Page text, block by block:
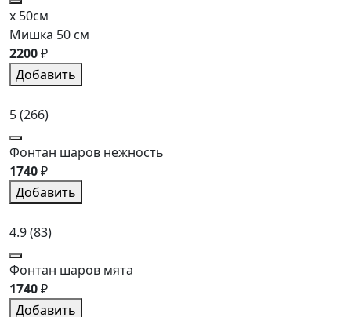
x 50см
Мишка 50 см
2200₽
Добавить
5(266)
Фонтан шаров нежность
1740₽
Добавить
4.9(83)
Фонтан шаров мята
1740₽
Добавить